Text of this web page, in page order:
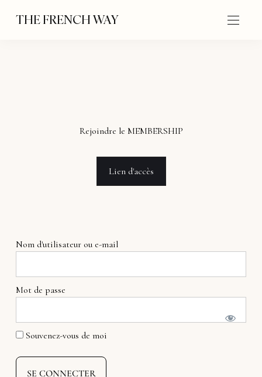
THE FRENCH WAY
Rejoindre le MEMBERSHIP
Lien d'accès
Nom d'utilisateur ou e-mail
Mot de passe
Souvenez-vous de moi